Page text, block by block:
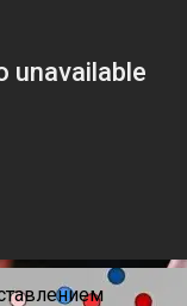
«Счастливы
Кто Из Актёров